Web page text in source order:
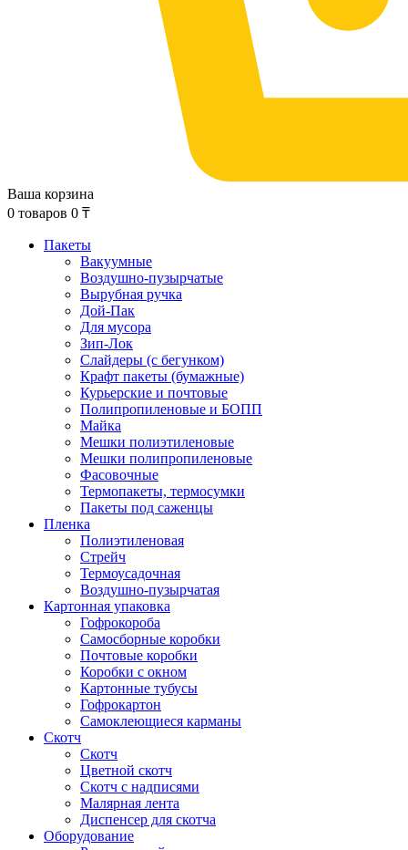
Ваша корзина
0 товаров 0 ₸
Пакеты
Вакуумные
Воздушно-пузырчатые
Вырубная ручка
Дой-Пак
Для мусора
Зип-Лок
Слайдеры (с бегунком)
Крафт пакеты (бумажные)
Курьерские и почтовые
Полипропиленовые и БОПП
Майка
Мешки полиэтиленовые
Мешки полипропиленовые
Фасовочные
Термопакеты, термосумки
Пакеты под саженцы
Пленка
Полиэтиленовая
Стрейч
Термоусадочная
Воздушно-пузырчатая
Картонная упаковка
Гофрокороба
Самосборные коробки
Почтовые коробки
Коробки с окном
Картонные тубусы
Гофрокартон
Самоклеющиеся карманы
Скотч
Скотч
Цветной скотч
Скотч с надписями
Малярная лента
Диспенсер для скотча
Оборудование